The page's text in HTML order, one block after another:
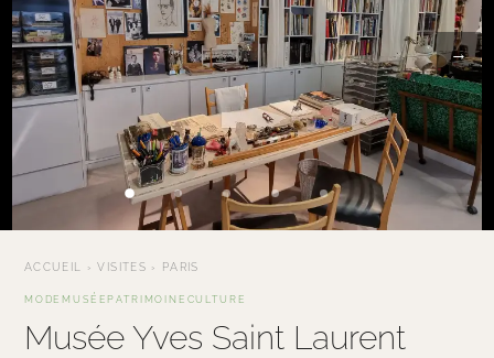
← →
ACCUEIL ›VISITES › PARIS
MODEMUSÉEPATRIMOINE CULTURE
Musée Yves Saint Laurent